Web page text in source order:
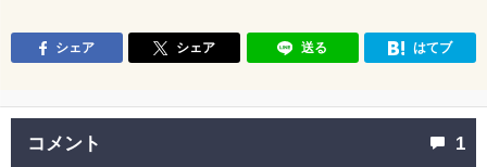
シェア シェア 送る はてブ
コメント 1